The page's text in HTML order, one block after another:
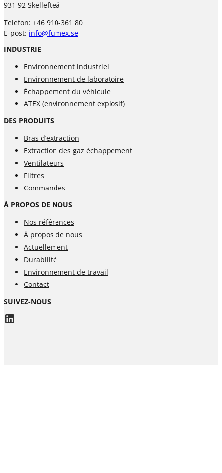
931 92 Skellefteå
Telefon: +46 910-361 80
E-post: info@fumex.se
INDUSTRIE
Environnement industriel
Environnement de laboratoire
Échappement du véhicule
ATEX (environnement explosif)
DES PRODUITS
Bras d’extraction
Extraction des gaz échappement
Ventilateurs
Filtres
Commandes
À PROPOS DE NOUS
Nos références
À propos de nous
Actuellement
Durabilité
Environnement de travail
Contact
SUIVEZ-NOUS